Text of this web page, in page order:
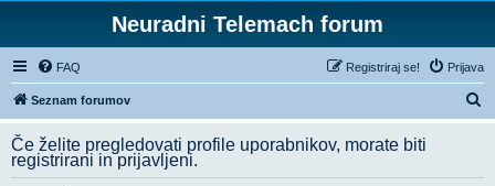
Neuradni Telemach forum
FAQ Prijava
Registriraj se!
Seznam forumov
s
a
Če želite pregledovati profile uporabnikov, morate biti
registrirani in prijavljeni.